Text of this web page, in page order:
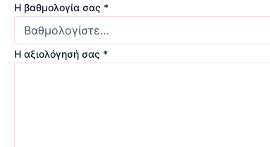
Η βαθμολογία σας *
Η αξιολόγησή σας *